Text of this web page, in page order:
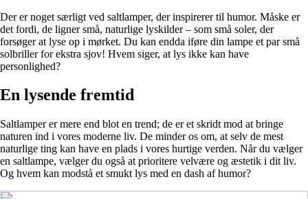
Der er noget særligt ved saltlamper, der inspirerer til humor. Måske er
det fordi, de ligner små, naturlige lyskilder – som små soler, der
forsøger at lyse op i mørket. Du kan endda iføre din lampe et par små
solbriller for ekstra sjov! Hvem siger, at lys ikke kan have
personlighed?
En lysende fremtid
Saltlamper er mere end blot en trend; de er et skridt mod at bringe
naturen ind i vores moderne liv. De minder os om, at selv de mest
naturlige ting kan have en plads i vores hurtige verden. Når du vælger
en saltlampe, vælger du også at prioritere velvære og æstetik i dit liv.
Og hvem kan modstå et smukt lys med en dash af humor?